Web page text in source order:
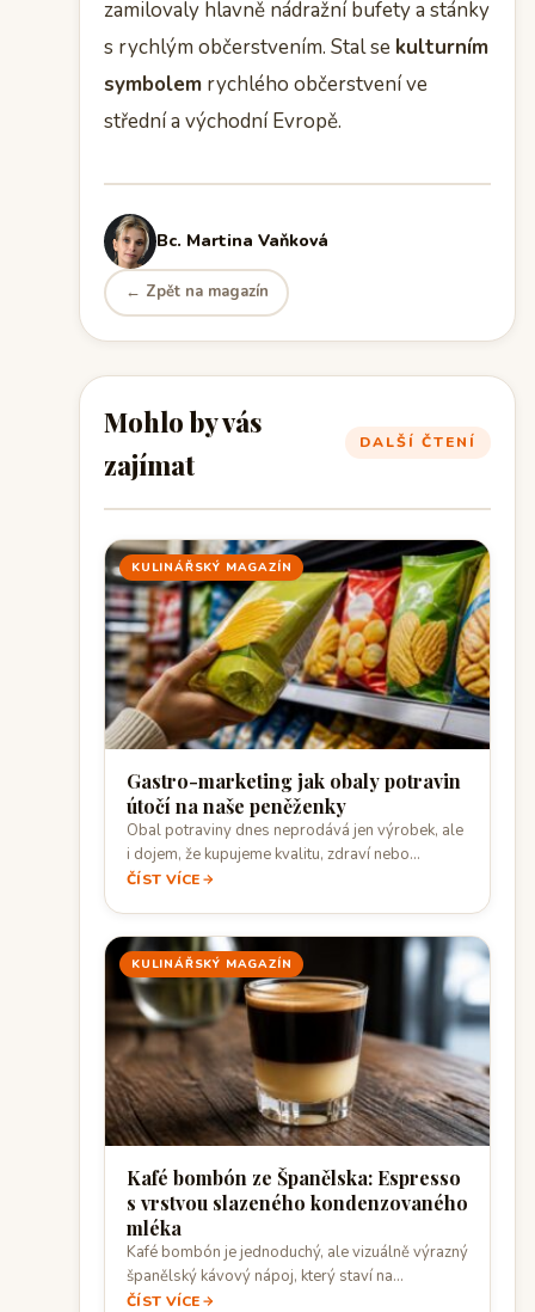
zamilovaly hlavně nádražní bufety a stánky
s rychlým občerstvením. Stal se kulturním
symbolem rychlého občerstvení ve
střední a východní Evropě.
Bc. Martina Vaňková
← Zpět na magazín
Mohlo by vás
zajímat
DALŠÍ ČTENÍ
KULINÁŘSKÝ MAGAZÍN
Gastro-marketing jak obaly potravin
útočí na naše peněženky
Obal potraviny dnes neprodává jen výrobek, ale
i dojem, že kupujeme kvalitu, zdraví nebo…
ČÍST VÍCE
KULINÁŘSKÝ MAGAZÍN
Kafé bombón ze Španělska: Espresso
s vrstvou slazeného kondenzovaného
mléka
Kafé bombón je jednoduchý, ale vizuálně výrazný
španělský kávový nápoj, který staví na
kontrastu…
ČÍST VÍCE